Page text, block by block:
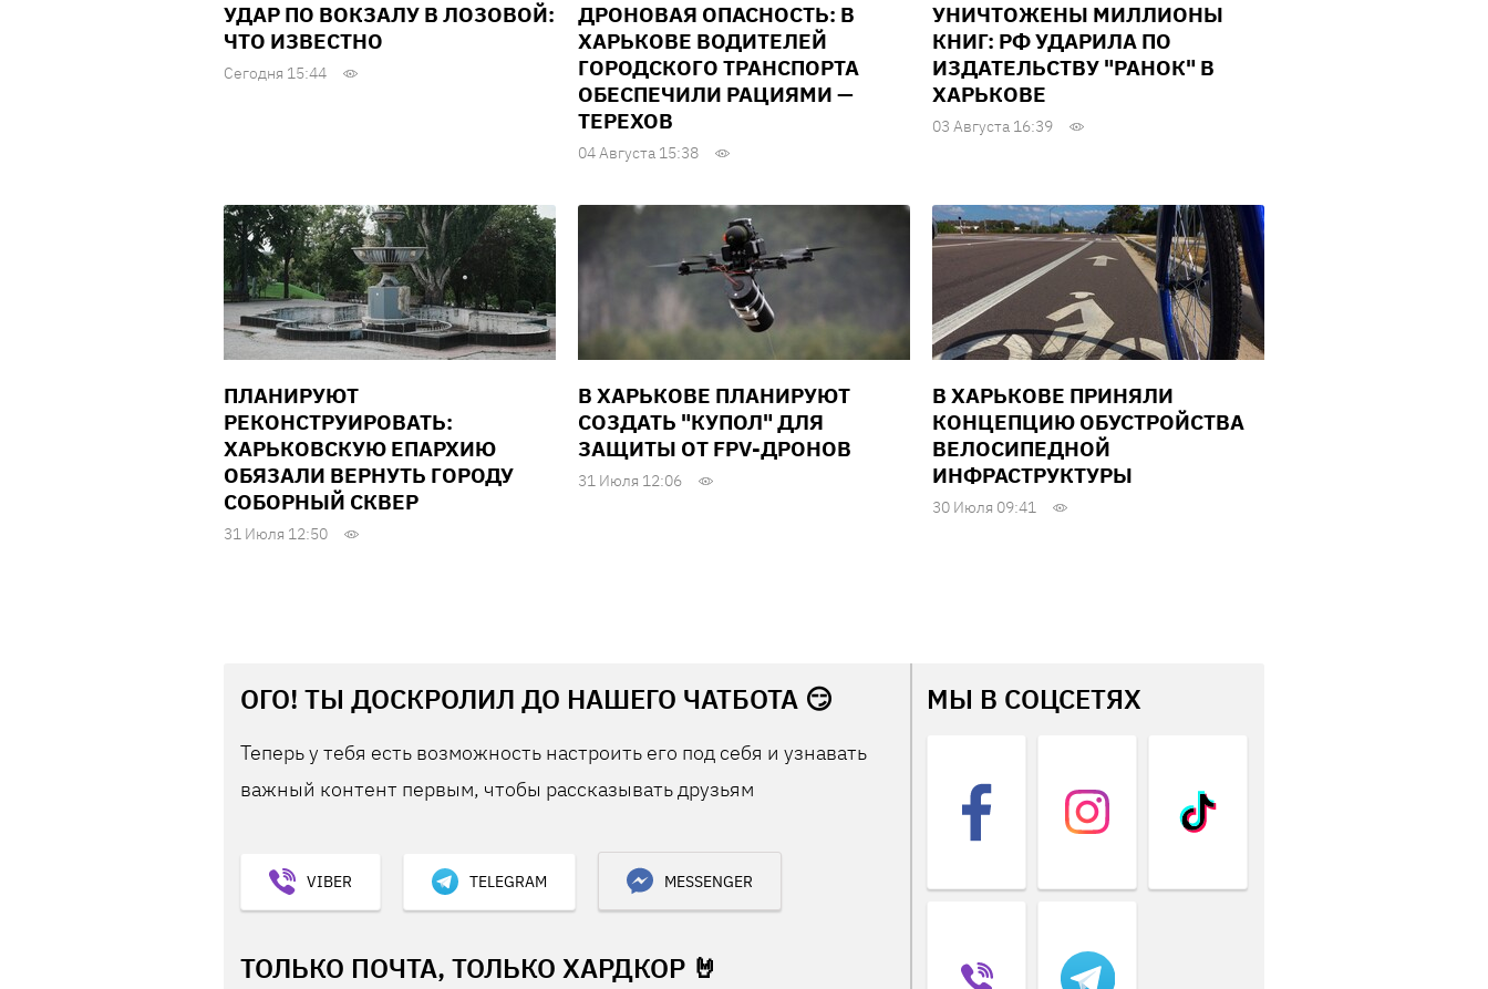
УДАР ПО ВОКЗАЛУ В ЛОЗОВОЙ:
ЧТО ИЗВЕСТНО
Сегодня 15:44
ДРОНОВАЯ ОПАСНОСТЬ: В
ХАРЬКОВЕ ВОДИТЕЛЕЙ
ГОРОДСКОГО ТРАНСПОРТА
ОБЕСПЕЧИЛИ РАЦИЯМИ —
ТЕРЕХОВ
04 Августа 15:38
УНИЧТОЖЕНЫ МИЛЛИОНЫ
КНИГ: РФ УДАРИЛА ПО
ИЗДАТЕЛЬСТВУ "РАНОК" В
ХАРЬКОВЕ
03 Августа 16:39
ПЛАНИРУЮТ
РЕКОНСТРУИРОВАТЬ:
ХАРЬКОВСКУЮ ЕПАРХИЮ
ОБЯЗАЛИ ВЕРНУТЬ ГОРОДУ
СОБОРНЫЙ СКВЕР
31 Июля 12:50
В ХАРЬКОВЕ ПЛАНИРУЮТ
СОЗДАТЬ "КУПОЛ" ДЛЯ
ЗАЩИТЫ ОТ FPV-ДРОНОВ
31 Июля 12:06
В ХАРЬКОВЕ ПРИНЯЛИ
КОНЦЕПЦИЮ ОБУСТРОЙСТВА
ВЕЛОСИПЕДНОЙ
ИНФРАСТРУКТУРЫ
30 Июля 09:41
ОГО! ТЫ ДОСКРОЛИЛ ДО НАШЕГО ЧАТБОТА 😏
Теперь у тебя есть возможность настроить его под себя и узнавать
важный контент первым, чтобы рассказывать друзьям
VIBER TELEGRAM MESSENGER
ТОЛЬКО ПОЧТА, ТОЛЬКО ХАРДКОР 🤘
МЫ В СОЦСЕТЯХ